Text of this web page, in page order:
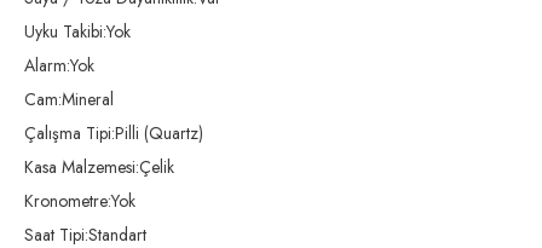
Uyku Takibi:Yok
Alarm:Yok
Cam:Mineral
Çalışma Tipi:Pilli (Quartz)
Kasa Malzemesi:Çelik
Kronometre:Yok
Saat Tipi:Standart